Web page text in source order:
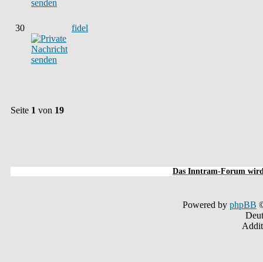
30 fidel
Seite 1 von 19
Das Inntram-Forum
Powered by phpBB